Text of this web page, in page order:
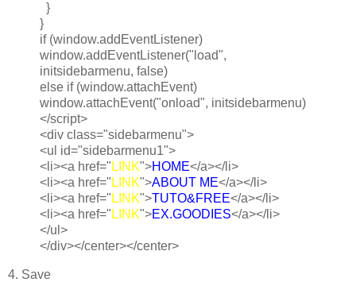
}
}
if (window.addEventListener)
window.addEventListener("load",
initsidebarmenu, false)
else if (window.attachEvent)
window.attachEvent("onload", initsidebarmenu)
</script>
<div class="sidebarmenu">
<ul id="sidebarmenu1">
<li><a href=" LINK">HOME</a></li>
<li><a href=" LINK">ABOUT ME</a></li>
<li><a href=" LINK">TUTO&FREE</a></li>
<li><a href=" LINK">EX.GOODIES</a></li>
</ul>
</div></center></center>
4. Save